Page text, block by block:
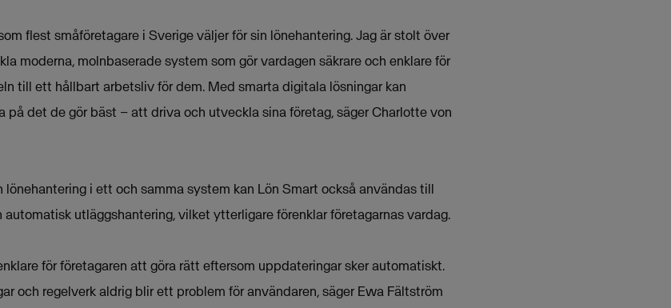
flest småföretagare i Sverige väljer för sin lönehantering. Jag är stolt över
moderna, molnbaserade system som gör vardagen säkrare och enklare för
till ett hållbart arbetsliv för dem. Med smarta digitala lösningar kan
på det de gör bäst – att driva och utveckla sina företag, säger Charlotte von
i ett och samma system kan Lön Smart också användas till
utläggshantering, vilket ytterligare förenklar företagarnas vardag.
för företagaren att göra rätt eftersom uppdateringar sker automatiskt.
och regelverk aldrig blir ett problem för användaren, säger Ewa Fältström